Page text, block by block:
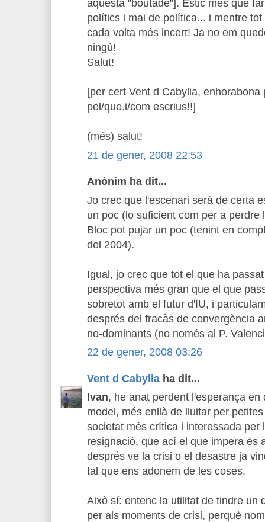
aquesta "boutade"]. Estic més que
polítics i mai de política... i mentre
cada volta més incert! Ja no em
ningú!
Salut!
[per cert Vent d Cabylia,
pel/que.i/com escrius!!]
(més) salut!
21 de gener, 2008 22:53
Anònim ha dit...
Jo crec que l'escenari serà de certa
un poc (lo suficient com per a perdre
Bloc pot pujar un poc (tenint en
del 2004).
Igual, jo crec que tot el que ha
perspectiva més gran que el que
sobretot amb el futur d'IU, i
després del fracàs de convergència
no-dominants (no només al P.
22 de gener, 2008 03:26
Vent d Cabylia ha dit...
Ivan, he anat perdent l'esperança
model, més enllà de lluitar per
societat més crítica i interessada per
resignació, que ací el que impera és
després ve la crisi o el desastre ja
tal que ens adonem de les coses.
Això sí: entenc la utilitat de tindre un
per als moments de crisi, perquè